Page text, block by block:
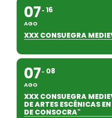
07
AGO
16
XXX CONSUEGRA
07
AGO
08
XXX CONSUEGRA
DE ARTES ESCÉNICAS
DE CONSOCRA"